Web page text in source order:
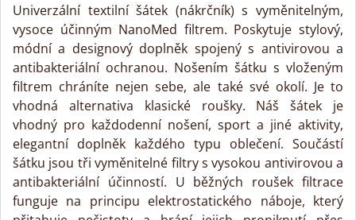
Univerzální textilní šátek (nákrčník) s vyměnitelným,
vysoce účinným NanoMed filtrem. Poskytuje stylový,
módní a designový doplněk spojený s antivirovou a
antibakteriální ochranou. Nošením šátku s vloženým
filtrem chráníte nejen sebe, ale také své okolí. Je to
vhodná alternativa klasické roušky. Náš šátek je
vhodný pro každodenní nošení, sport a jiné aktivity,
elegantní doplněk každého typu oblečení. Součástí
šátku jsou tři vyměnitelné filtry s vysokou antivirovou a
antibakteriální účinností. U běžných roušek filtrace
funguje na principu elektrostatického náboje, který